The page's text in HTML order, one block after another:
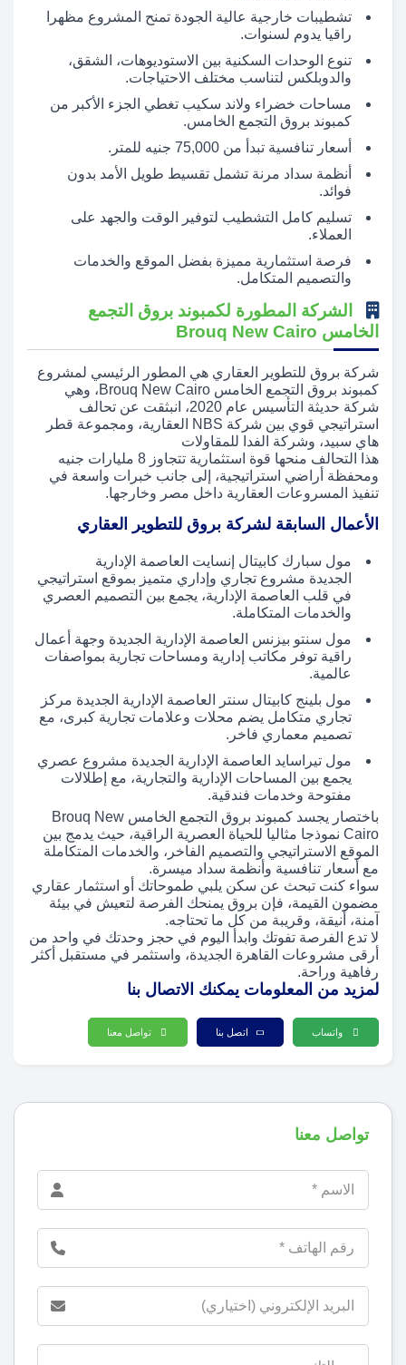
تشطيبات خارجية عالية الجودة تمنح المشروع مظهرا
راقيا يدوم لسنوات.
تنوع الوحدات السكنية بين الاستوديوهات، الشقق،
والدوبلكس لتناسب مختلف الاحتياجات.
مساحات خضراء ولاند سكيب تغطي الجزء الأكبر من
كمبوند بروق التجمع الخامس.
أسعار تنافسية تبدأ من 75,000 جنيه للمتر.
أنظمة سداد مرنة تشمل تقسيط طويل الأمد بدون
فوائد.
تسليم كامل التشطيب لتوفير الوقت والجهد على
العملاء.
فرصة استثمارية مميزة بفضل الموقع والخدمات
والتصميم المتكامل.
الشركة المطورة لكمبوند بروق التجمع
الخامس Brouq New Cairo
شركة بروق للتطوير العقاري هي المطور الرئيسي لمشروع
كمبوند بروق التجمع الخامس Brouq New Cairo، وهي
شركة حديثة التأسيس عام 2020، انبثقت عن تحالف
استراتيجي قوي بين شركة NBS العقارية، ومجموعة قطر
هاي سبيد، وشركة الفدا للمقاولات
هذا التحالف منحها قوة استثمارية تتجاوز 8 مليارات جنيه
ومحفظة أراضي استراتيجية، إلى جانب خبرات واسعة في
تنفيذ المسروعات العقارية داخل مصر وخارجها.
الأعمال السابقة لشركة بروق للتطوير العقاري
مول سبارك كابيتال إنسايت العاصمة الإدارية
الجديدة مشروع تجاري وإداري متميز بموقع استراتيجي
في قلب العاصمة الإدارية، يجمع بين التصميم العصري
والخدمات المتكاملة.
مول سنتو بيزنس العاصمة الإدارية الجديدة وجهة أعمال
راقية توفر مكاتب إدارية ومساحات تجارية بمواصفات
عالمية.
مول بلينج كابيتال سنتر العاصمة الإدارية الجديدة مركز
تجاري متكامل يضم محلات وعلامات تجارية كبرى، مع
تصميم معماري فاخر.
مول تيراسايد العاصمة الإدارية الجديدة مشروع عصري
يجمع بين المساحات الإدارية والتجارية، مع إطلالات
مفتوحة وخدمات فندقية.
باختصار يجسد كمبوند بروق التجمع الخامس Brouq New
Cairo نموذجا مثاليا للحياة العصرية الراقية، حيث يدمج بين
الموقع الاستراتيجي والتصميم الفاخر، والخدمات المتكاملة
مع أسعار تنافسية وأنظمة سداد ميسرة.
سواء كنت تبحث عن سكن يلبي طموحاتك أو استثمار عقاري
مضمون القيمة، فإن بروق يمنحك الفرصة لتعيش في بيئة
آمنة، أنيقة، وقريبة من كل ما تحتاجه.
لا تدع الفرصة تفوتك وابدأ اليوم في حجز وحدتك في واحد من
أرقى مشروعات القاهرة الجديدة، واستثمر في مستقبل أكثر
رفاهية وراحة.
لمزيد من المعلومات يمكنك الاتصال بنا
واتساب اتصل بنا تواصل معنا
تواصل معنا